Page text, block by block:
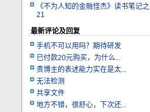
《不为人知的金融怪杰》读书笔记之
21
最新评论及回复
手机不可以用吗？期待研发
已付款20元购买，为什么...
贵博主的表述能力实在是太...
无法检测
共享文件
地方不错，很舒心，下次还...